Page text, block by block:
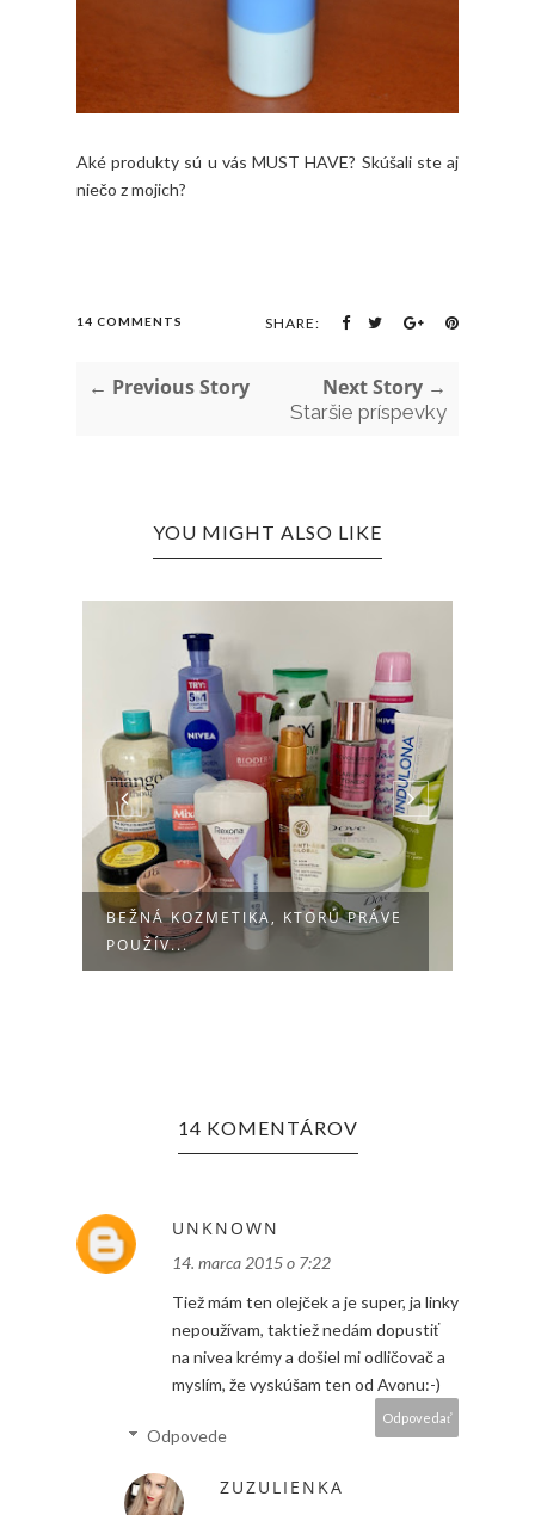
Aké produkty sú u vás MUST HAVE? Skúšali ste aj
niečo z mojich?
14 COMMENTS SHARE:
← Previous Story Next Story →
Staršie príspevky
YOU MIGHT ALSO LIKE
BEŽNÁ KOZMETIKA, KTORÚ PRÁVE
POUŽÍV...
14 KOMENTÁROV
UNKNOWN
14. marca 2015 o 7:22
Tiež mám ten olejček a je super, ja linky
nepoužívam, taktiež nedám dopustiť
na nivea krémy a došiel mi odličovač a
myslím, že vyskúšam ten od Avonu:-)
Odpovedať
Odpovede
ZUZULIENKA